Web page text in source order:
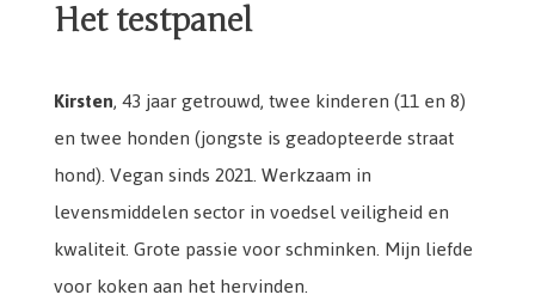
Het testpanel
Kirsten,43 jaar getrouwd, twee kinderen (11 en 8)
en twee honden (jongste is geadopteerde straat
hond). Vegan sinds 2021. Werkzaam in
levensmiddelen sector in voedsel veiligheid en
kwaliteit. Grote passie voor schminken. Mijn liefde
voor koken aan het hervinden.